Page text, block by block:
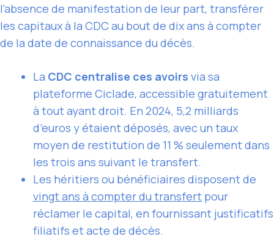
l’absence de manifestation de leur part, transférer
les capitaux à la CDC au bout de dix ans à compter
de la date de connaissance du décès.
La CDC centralise ces avoirs via sa
plateforme Ciclade, accessible gratuitement
à tout ayant droit. En 2024, 5,2 milliards
d’euros y étaient déposés, avec un taux
moyen de restitution de 11 % seulement dans
les trois ans suivant le transfert.
Les héritiers ou bénéficiaires disposent de
vingt ans à compter du transfert pour
réclamer le capital, en fournissant justificatifs
filiatifs et acte de décès.